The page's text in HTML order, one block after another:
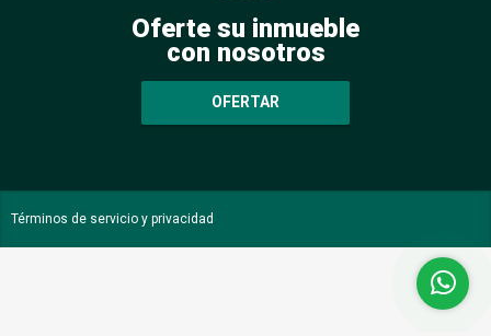
Oferte su inmueble
con nosotros
OFERTAR
Términos de servicio y privacidad